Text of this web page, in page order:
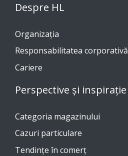
Despre HL
Organizația
Responsabilitatea corporativă
Cariere
Perspective și inspirație
Categoria magazinului
Cazuri particulare
Tendinţe în comerţ